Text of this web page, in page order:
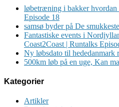
løbetræning i bakker
Episode 18
samsø byder på De
Fantastiske events i
Coast2Coast | Runtalks
Ny løbsdato til hededanmark
500km løb på en uge, Kan
Kategorier
Artikler